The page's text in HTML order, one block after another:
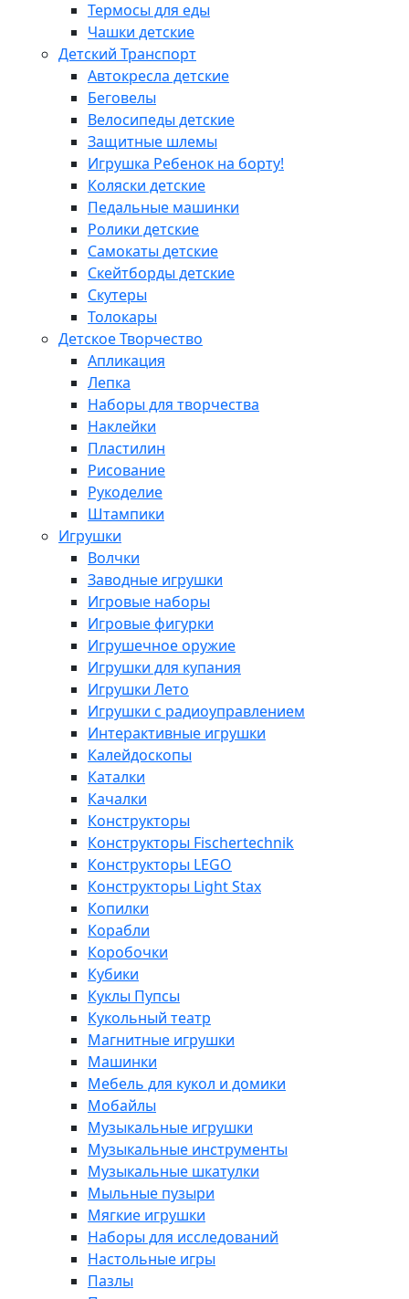
Термосы для еды
Чашки детские
Детский Транспорт
Автокресла детские
Беговелы
Велосипеды детские
Защитные шлемы
Игрушка Ребенок на борту!
Коляски детские
Педальные машинки
Ролики детские
Самокаты детские
Скейтборды детские
Скутеры
Толокары
Детское Творчество
Апликация
Лепка
Наборы для творчества
Наклейки
Пластилин
Рисование
Рукоделие
Штампики
Игрушки
Волчки
Заводные игрушки
Игровые наборы
Игровые фигурки
Игрушечное оружие
Игрушки для купания
Игрушки Лето
Игрушки с радиоуправлением
Интерактивные игрушки
Калейдоскопы
Каталки
Качалки
Конструкторы
Конструкторы Fisсhertechnik
Конструкторы LEGO
Конструкторы Light Stax
Копилки
Корабли
Коробочки
Кубики
Куклы Пупсы
Кукольный театр
Магнитные игрушки
Машинки
Мебель для кукол и домики
Мобайлы
Музыкальные игрушки
Музыкальные инструменты
Музыкальные шкатулки
Мыльные пузыри
Мягкие игрушки
Наборы для исследований
Настольные игры
Пазлы